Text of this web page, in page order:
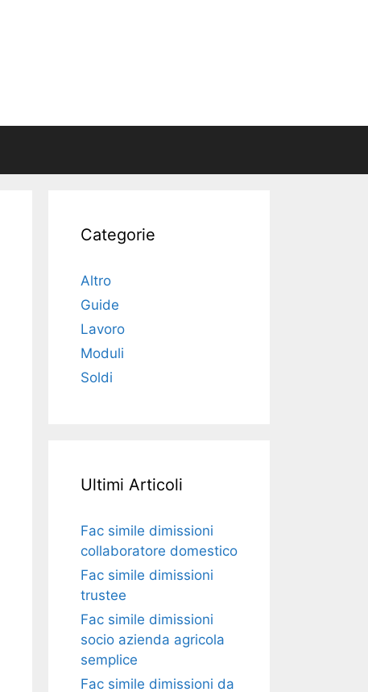
Categorie
Altro
Guide
Lavoro
Moduli
Soldi
Ultimi Articoli
Fac simile dimissioni
collaboratore domestico​​​
Fac simile dimissioni
trustee​​​
Fac simile ​dimissioni
socio azienda agricola
semplice​​​
Fac simile dimissioni da